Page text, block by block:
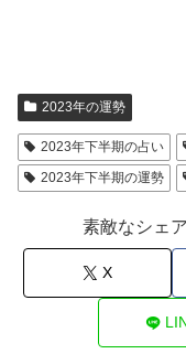
2023年の運勢
2023年下半期の占い
2023年下半期の運勢
素敵なシェ
X